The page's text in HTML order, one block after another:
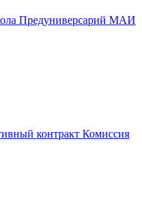
Предуниверсарий МАИ
контракт Комиссия